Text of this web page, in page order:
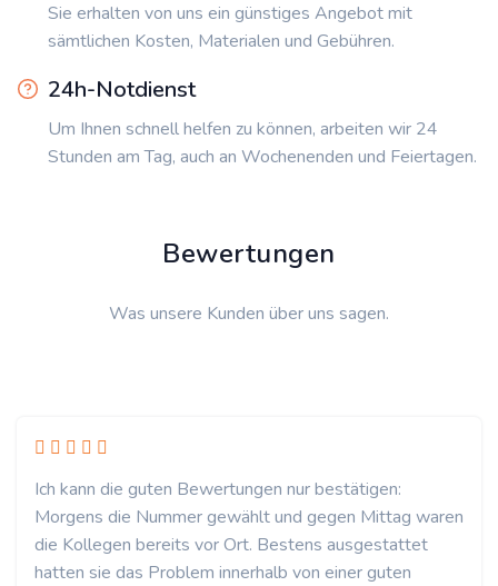
Sie erhalten von uns ein günstiges Angebot mit
sämtlichen Kosten, Materialen und Gebühren.
24h-Notdienst
Um Ihnen schnell helfen zu können, arbeiten wir 24
Stunden am Tag, auch an Wochenenden und Feiertagen.
Bewertungen
Was unsere Kunden über uns sagen.
Ich kann die guten Bewertungen nur bestätigen:
Morgens die Nummer gewählt und gegen Mittag waren
die Kollegen bereits vor Ort. Bestens ausgestattet
hatten sie das Problem innerhalb von einer guten